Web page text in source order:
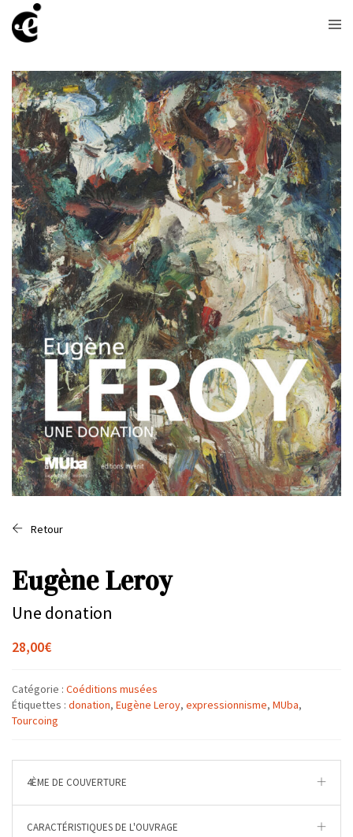
Retour
Eugène Leroy
Une donation
28,00€
Catégorie : Coéditions musées
Étiquettes : donation, Eugène Leroy, expressionnisme, MUba,
Tourcoing
4ÈME DE COUVERTURE
CARACTÉRISTIQUES DE L'OUVRAGE